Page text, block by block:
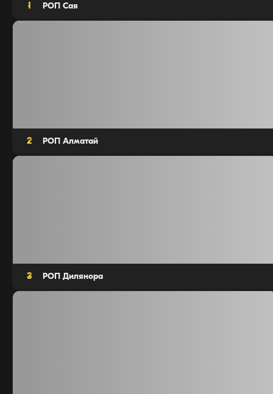
1 РОП Сая
2 РОП Алматай
3 РОП Дилянора